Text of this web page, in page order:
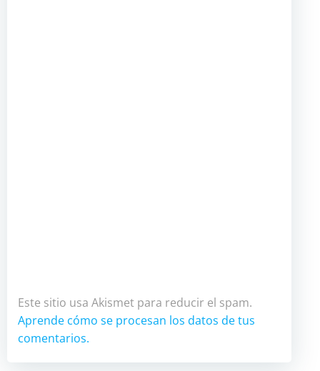
Este sitio usa Akismet para reducir el spam.
Aprende cómo se procesan los datos de tus
comentarios.